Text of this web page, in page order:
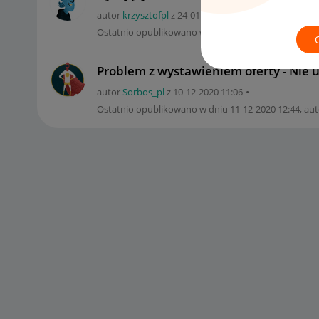
autor krzysztofpl z‎24-01-2023
Ostatnio opublikowano w dniu
14:26,
Problem z wystawieniem oferty - Nie
autorSorbos_pl z ‎10-12-2020 11:06
Ostatnio opublikowano w dniu ‎11-12-2020 12:44,